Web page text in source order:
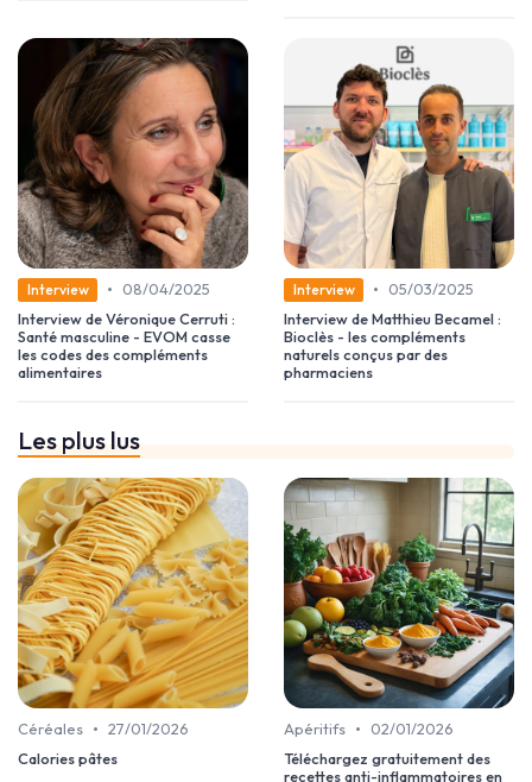
Interview •
08/04/2025
Interview de Véronique Cerruti :
Santé masculine - EVOM casse
les codes des compléments
alimentaires
Interview •
05/03/2025
Interview de Matthieu Becamel :
Bioclès - les compléments
naturels conçus par des
pharmaciens
Les plus lus
Céréales • 27/01/2026
Calories pâtes
Apéritifs •
02/01/2026
Téléchargez gratuitement des
recettes anti-inflammatoires en